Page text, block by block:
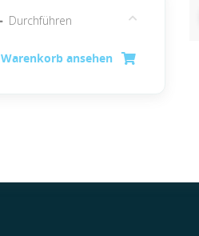
Durchführen
Warenkorb ansehen